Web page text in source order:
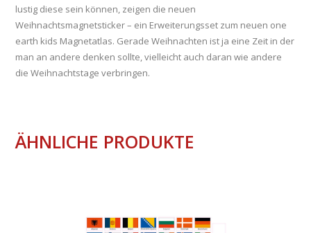
lustig diese sein können, zeigen die neuen
Weihnachtsmagnetsticker – ein Erweiterungsset zum neuen one
earth kids Magnetatlas. Gerade Weihnachten ist ja eine Zeit in der
man an andere denken sollte, vielleicht auch daran wie andere
die Weihnachtstage verbringen.
ÄHNLICHE PRODUKTE